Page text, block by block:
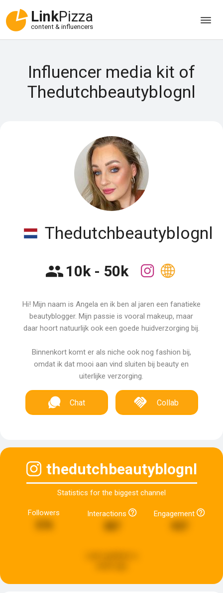
LinkPizza
content & influencers
Influencer media kit of
Thedutchbeautyblognl
Thedutchbeautyblognl
10k - 50k
Hi! Mijn naam is Angela en ik ben al jaren een fanatieke
beautyblogger. Mijn passie is vooral makeup, maar
daar hoort natuurlijk ook een goede huidverzorging bij.
Binnenkort komt er als niche ook nog fashion bij,
omdat ik dat mooi aan vind sluiten bij beauty en
uiterlijke verzorging.
Chat Collab
thedutchbeautyblognl
Statistics for the biggest channel
Followers Interactions Engagement